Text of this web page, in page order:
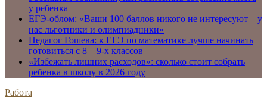
у ребенка
ЕГЭ-облом: «Ваши 100 баллов никого не интересуют – у
нас льготники и олимпиадники»
Педагог Гошева: к ЕГЭ по математике лучше начинать
готовиться с 8—9-х классов
«Избежать лишних расходов»: сколько стоит собрать
ребенка в школу в 2026 году
Работа